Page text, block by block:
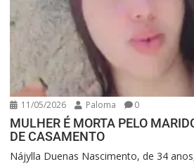
11/05/2026 Paloma 0
MULHER É MORTA PELO
DE CASAMENTO
Nájylla Duenas Nascimento, de 34